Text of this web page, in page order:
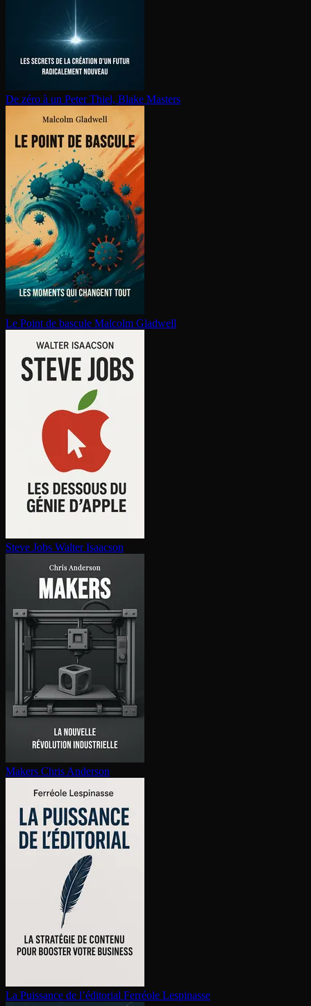
De zéro à un Peter Thiel, Blake Masters
Le Point de bascule Malcolm Gladwell
Steve Jobs Walter Isaacson
Makers Chris Anderson
La Puissance de l’éditorial Ferréole Lespinasse